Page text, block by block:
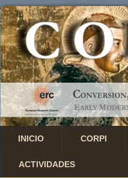
INICIO CORPI
ACTIVIDADES